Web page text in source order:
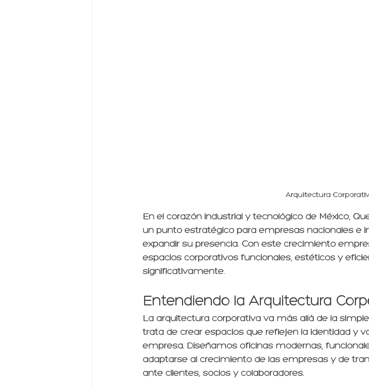
Arquitectura
En el corazón industrial y tecnológico de México,
un punto estratégico para empresas nacionales e
expandir su presencia. Con este crecimiento
espacios corporativos funcionales, estéticos y
significativamente.
Entendiendo la Arquitectura
La arquitectura corporativa va más allá de la
trata de crear espacios que reflejen la identidad y
empresa. Diseñamos oficinas modernas,
adaptarse al crecimiento de las empresas y de
ante clientes, socios y colaboradores.